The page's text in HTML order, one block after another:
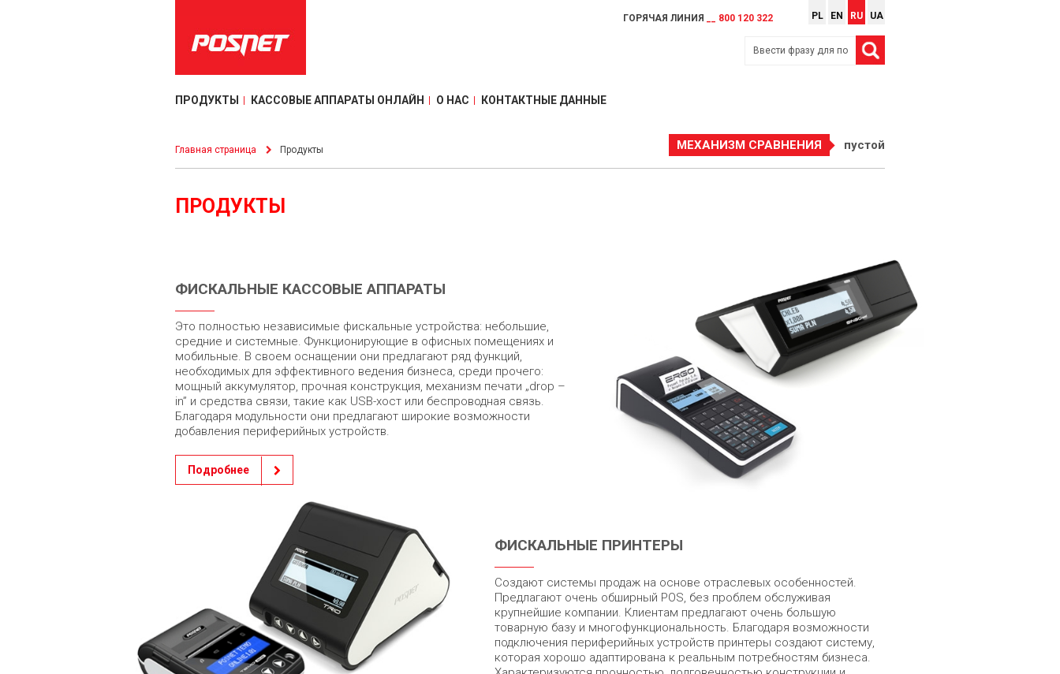
ГОРЯЧАЯ ЛИНИЯ __ 800 120 322 PL EN RU UA
ПРОДУКТЫ КАССОВЫЕ АППАРАТЫ ОНЛАЙН О НАС КОНТАКТНЫЕ ДАННЫЕ
Главная страница Продукты МЕХАНИЗМ СРАВНЕНИЯ пустой
ПРОДУКТЫ
ФИСКАЛЬНЫЕ КАССОВЫЕ АППАРАТЫ
Это полностью независимые фискальные устройства: небольшие,
средние и системные. Функционирующие в офисных помещениях и
мобильные. В своем оснащении они предлагают ряд функций,
необходимых для эффективного ведения бизнеса, среди прочего:
мощный аккумулятор, прочная конструкция, механизм печати „drop –
in” и средства связи, такие как USB-хост или беспроводная связь.
Благодаря модульности они предлагают широкие возможности
добавления периферийных устройств.
Подробнее
ФИСКАЛЬНЫЕ ПРИНТЕРЫ
Создают системы продаж на основе отраслевых особенностей.
Предлагают очень обширный POS, без проблем обслуживая
крупнейшие компании. Клиентам предлагают очень большую
товарную базу и многофункциональность. Благодаря возможности
подключения периферийных устройств принтеры создают систему,
которая хорошо адаптирована к реальным потребностям бизнеса.